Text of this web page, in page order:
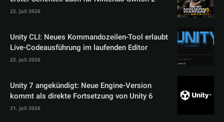
22. Juli 2026
Unity CLI: Neues Kommandozeilen-Tool erlaubt
Live-Codeausführung im laufenden Editor
22. Juli 2026
Unity 7 angekündigt: Neue Engine-Version
kommt als direkte Fortsetzung von Unity 6
21. Juli 2026